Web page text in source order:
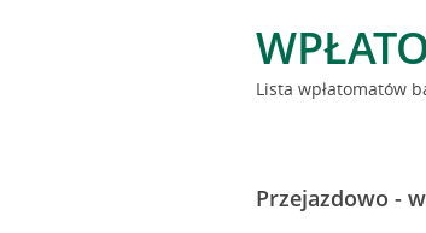
Lista wpłatomatów
Przejazdowo -